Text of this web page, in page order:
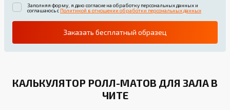
Заполняя форму, я даю согласие на обработку персональных данных и
соглашаюсь с Политикой в отношении обработки персональных данных
Заказать бесплатный образец
КАЛЬКУЛЯТОР РОЛЛ-МАТОВ ДЛЯ ЗАЛА В
ЧИТЕ